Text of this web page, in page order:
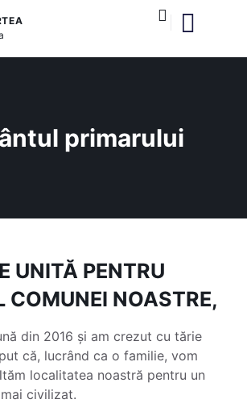
primarului
UNITĂ PENTRU
COMUNEI NOASTRE,
din 2016 și am crezut cu tărie
că, lucrând ca o familie, vom
localitatea noastră pentru un
civilizat.